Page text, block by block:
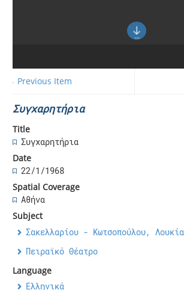
← Previous Item
Συγχαρητήρια
Title
Συγχαρητήρια
Date
22/1/1968
Spatial Coverage
Αθήνα
Subject
Σακελλαρίου - Κωτσοπούλου, Λουκία
Πειραϊκό Θέατρο
Language
Ελληνικά